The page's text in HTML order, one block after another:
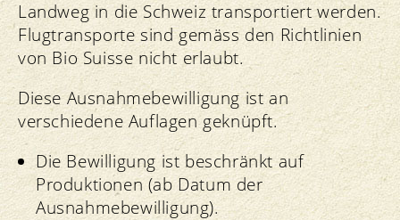
Landweg in die Schweiz transportiert werden.
Flugtransporte sind gemäss den Richtlinien
von Bio Suisse nicht erlaubt.
Diese Ausnahmebewilligung ist an
verschiedene Auflagen geknüpft.
Die Bewilligung ist beschränkt auf
Produktionen (ab Datum der
Ausnahmebewilligung).